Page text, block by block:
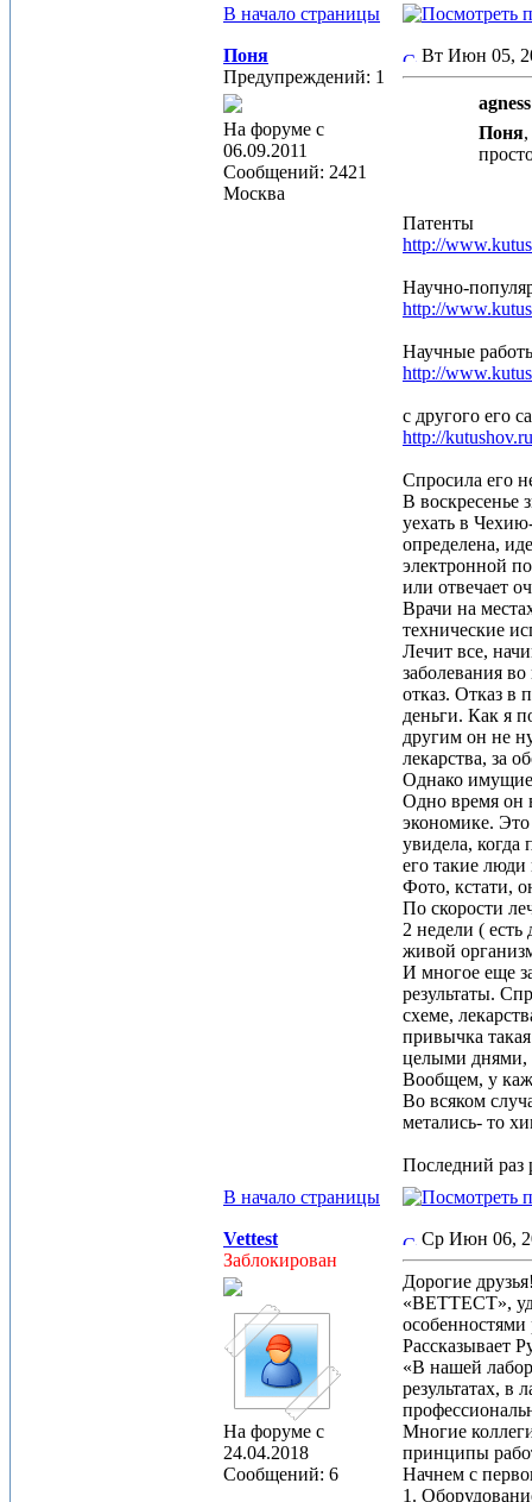
В начало страницы
Поня
Предупреждений: 1
На форуме с
06.09.2011
Сообщений: 2421
Москва
Вт Июн 05,
Поня,
Патенты
http://
Научно-
http://
Научные
http://
с другого его
http://
Спросила его
В воскресенье
уехать в
определена,
электронной
или отвечает
Врачи на
технические
Лечит все,
заболевания
отказ. Отказ в
деньги. Как я
другим он не
лекарства, за
Однако имущие
Одно время он
экономике.
увидела, когда
его такие
Фото, кстати,
По скорости
2 недели (
живой
И многое еще
результаты.
схеме,
привычка
целыми днями,
Вообщем, у
Во всяком
метались- то
Последний раз
В начало страницы
Vettest
Заблокирован
На форуме с
24.04.2018
Сообщений: 6
Ср Июн 06,
Дорогие
«ВЕТТЕСТ»,
Рассказывает
«В нашей
результатах, в
Многие
принципы
Начнем с
1.